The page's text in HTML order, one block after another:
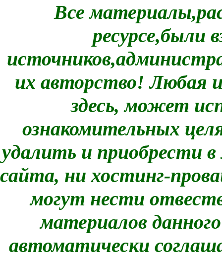
Все
их авторство! Любая
здесь, может
ознакомительных
удалить и приобрести
сайта, ни хостинг-
могут нести
материалов
автоматически